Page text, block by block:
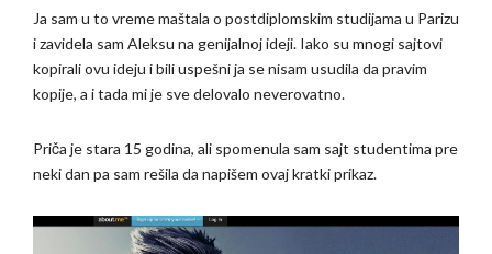
Ja sam u to vreme maštala o postdiplomskim studijama u Parizu
i zavidela sam Aleksu na genijalnoj ideji. Iako su mnogi sajtovi
kopirali ovu ideju i bili uspešni ja se nisam usudila da pravim
kopije, a i tada mi je sve delovalo neverovatno.
Priča je stara 15 godina, ali spomenula sam sajt studentima pre
neki dan pa sam rešila da napišem ovaj kratki prikaz.